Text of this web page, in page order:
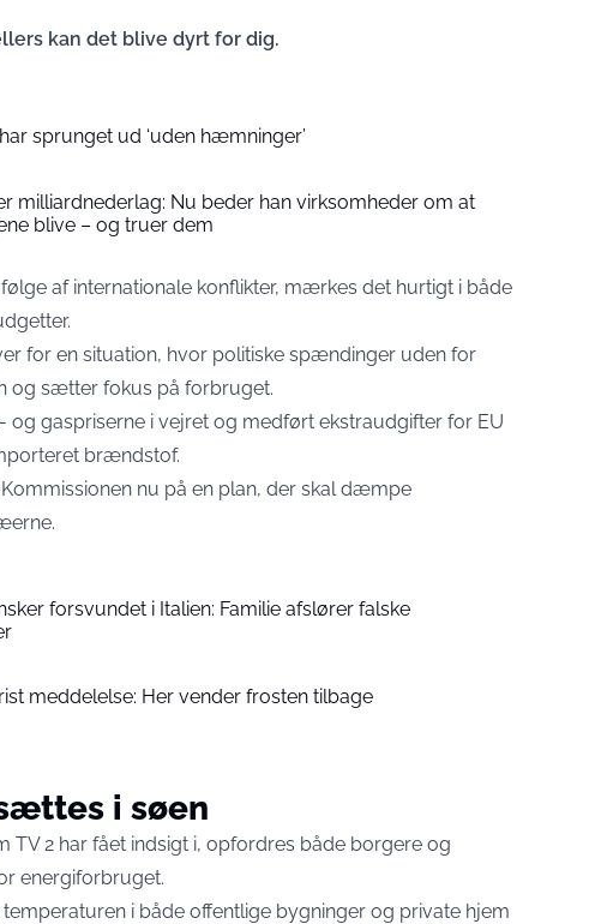
kan det blive dyrt for dig.
sprunget ud ‘uden hæmninger’
milliardnederlag: Nu beder han virksomheder om at
blive – og truer dem
af internationale konflikter, mærkes det hurtigt i både
for en situation, hvor politiske spændinger uden for
og sætter fokus på forbruget.
og gaspriserne i vejret og medført ekstraudgifter for EU
brændstof.
nu på en plan, der skal dæmpe
forsvundet i Italien: Familie afslører falske
meddelelse: Her vender frosten tilbage
i søen
TV 2 har fået indsigt i, opfordres både borgere og
energiforbruget.
i både offentlige bygninger og private hjem